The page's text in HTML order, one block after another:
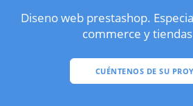
Diseno web prestashop.
commerce y
CUÉNTENOS DE SU